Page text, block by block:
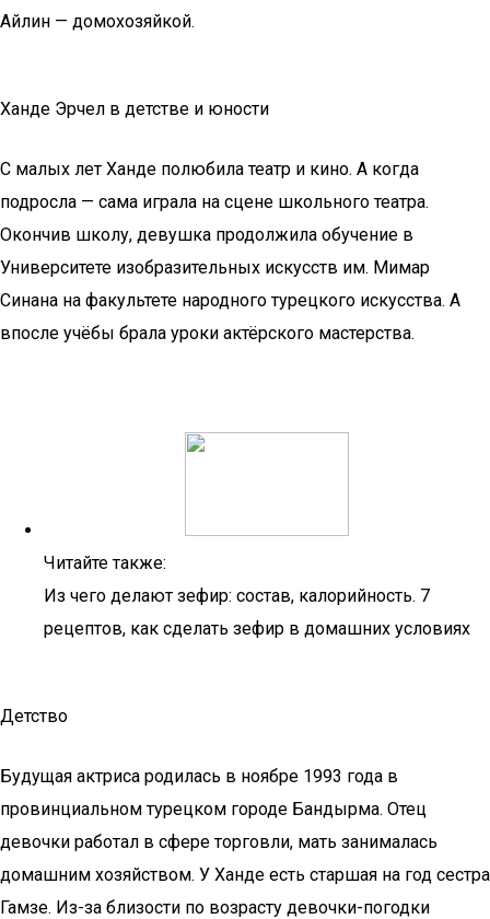
Айлин — домохозяйкой.
Ханде Эрчел в детстве и юности
С малых лет Ханде полюбила театр и кино. А когда
подросла — сама играла на сцене школьного театра.
Окончив школу, девушка продолжила обучение в
Университете изобразительных искусств им. Мимар
Синана на факультете народного турецкого искусства. А
впосле учёбы брала уроки актёрского мастерства.
Читайте также:
Из чего делают зефир: состав, калорийность. 7
рецептов, как сделать зефир в домашних условиях
Детство
Будущая актриса родилась в ноябре 1993 года в
провинциальном турецком городе Бандырма. Отец
девочки работал в сфере торговли, мать занималась
домашним хозяйством. У Ханде есть старшая на год сестра
Гамзе. Из-за близости по возрасту девочки-погодки